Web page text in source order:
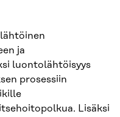
ja
luontolähtöisyys
prosessiin
Lisäksi